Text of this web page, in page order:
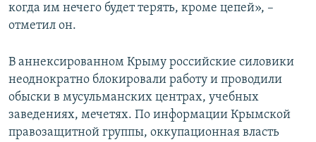
когда им нечего будет терять, кроме цепей», –
отметил он.
В аннексированном Крыму российские силовики
неоднократно блокировали работу и проводили
обыски в мусульманских центрах, учебных
заведениях, мечетях. По информации Крымской
правозащитной группы, оккупационная власть